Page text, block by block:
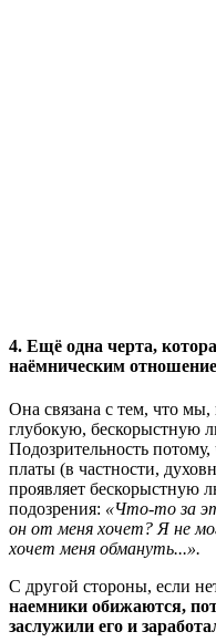
4. Ещё одна черта,
наёмническим
Она связана с тем, что
глубокую, бескорыстную
Подозрительность потому,
платы (в частности,
проявляет бескорыстную
подозрения: «Что-то за
он от меня хочет? Я не
хочет меня обмануть...».
С другой стороны, если
наемники обижаются,
заслужили его и